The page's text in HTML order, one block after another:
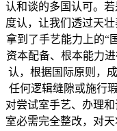
认和谈的多国认可。
度认，让我们透过天
拿到了手艺能力上的“
资本配备、根本能力
认，根据国际原则，
任何逻辑缝隙或施行
对尝试室手艺、办理
室必需完全整改，对